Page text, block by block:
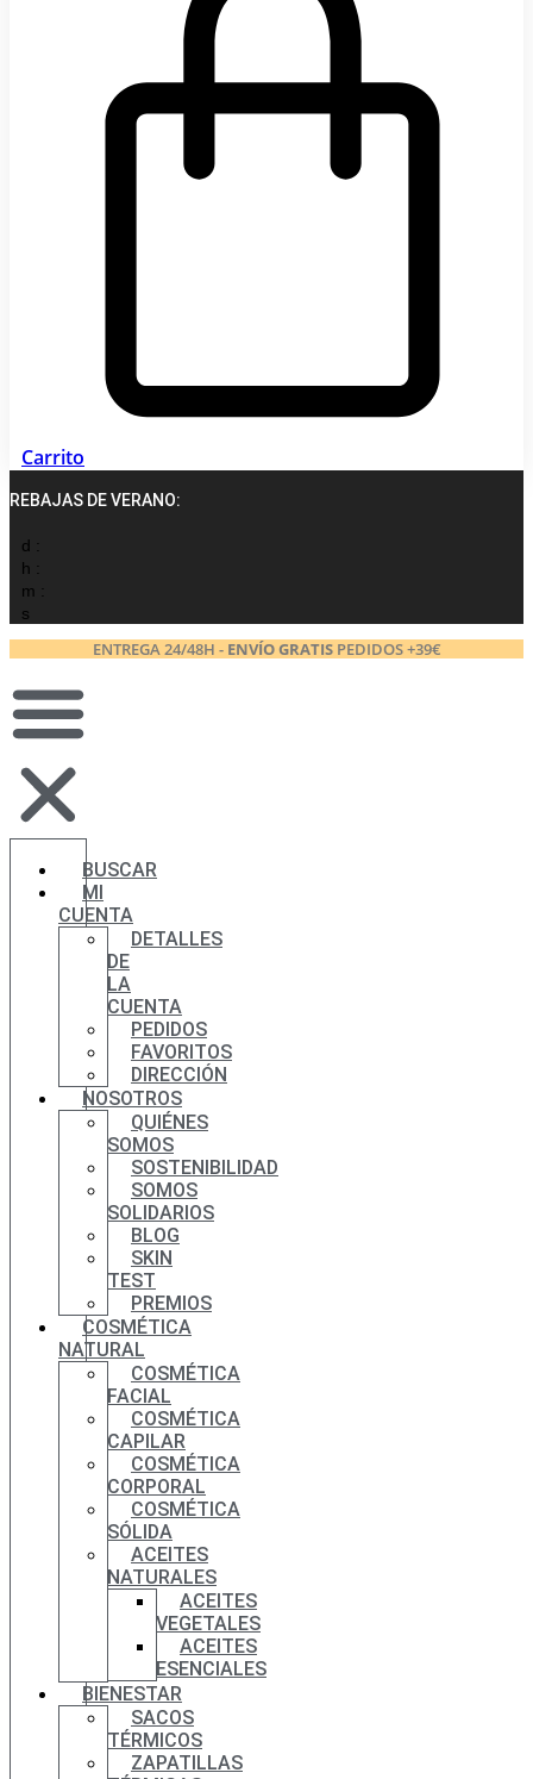
Carrito
REBAJAS DE VERANO:
d :
h :
m :
s
ENTREGA 24/48H - ENVÍO GRATISPEDIDOS +39€
BUSCAR
MI
CUENTA
DETALLES
DE
LA
CUENTA
PEDIDOS
FAVORITOS
DIRECCIÓN
NOSOTROS
QUIÉNES
SOMOS
SOSTENIBILIDAD
SOMOS
SOLIDARIOS
BLOG
SKIN
TEST
PREMIOS
COSMÉTICA
NATURAL
COSMÉTICA
FACIAL
COSMÉTICA
CAPILAR
COSMÉTICA
CORPORAL
COSMÉTICA
SÓLIDA
ACEITES
NATURALES
ACEITES
VEGETALES
ACEITES
ESENCIALES
BIENESTAR
SACOS
TÉRMICOS
ZAPATILLAS